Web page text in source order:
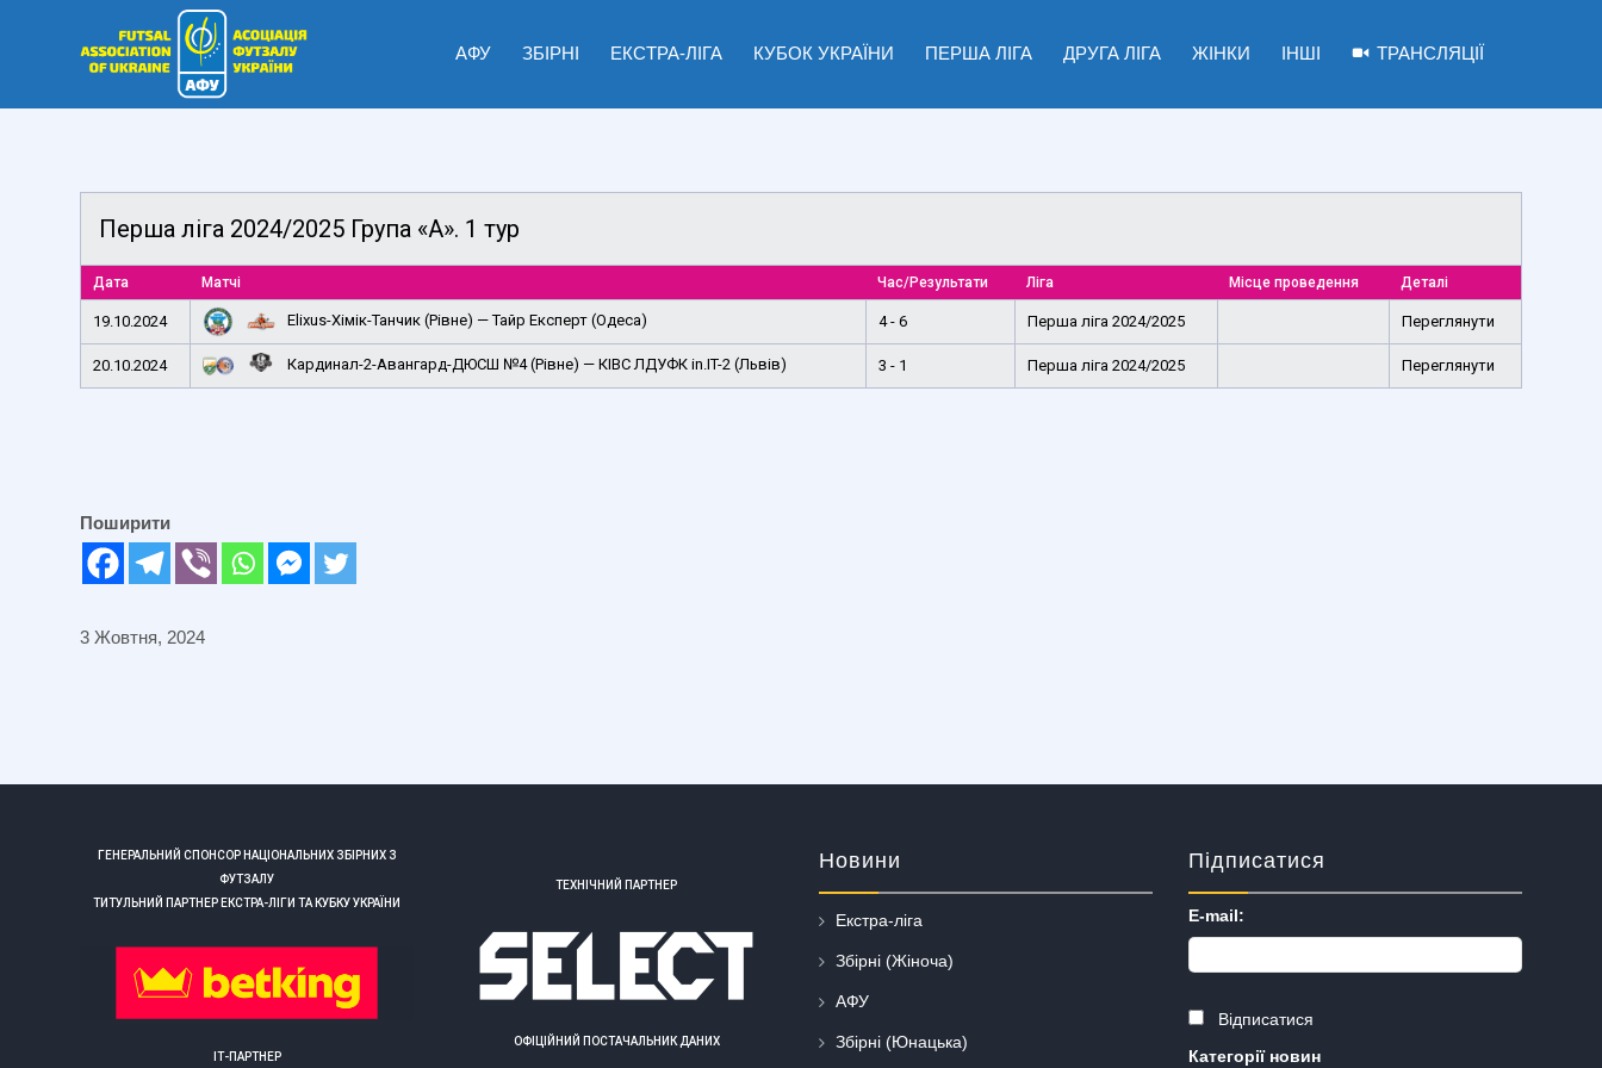
АФУ ЗБІРНІ ЕКСТРА-ЛІГА КУБОК УКРАЇНИ ПЕРША ЛІГА ДРУГА ЛІГА ЖІНКИ ІНШІ ТРАНСЛЯЦІЇ
Перша ліга 2024/2025 Група «А». 1 тур
Дата Матчі Час/Результати Ліга Місце проведення Деталі
19.10.2024 Elixus-Хімік-Танчик (Рівне) — Тайр Експерт (Одеса) 4 - 6 Перша ліга 2024/2025 Переглянути
20.10.2024 Кардинал-2-Авангард-ДЮСШ №4 (Рівне) — КІВС ЛДУФК in.IT-2 (Львів) 3 - 1 Перша ліга 2024/2025 Переглянути
Поширити
3 Жовтня, 2024
ГЕНЕРАЛЬНИЙ СПОНСОР НАЦІОНАЛЬНИХ ЗБІРНИХ З
ФУТЗАЛУ
ТИТУЛЬНИЙ ПАРТНЕР ЕКСТРА-ЛІГИ ТА КУБКУ УКРАЇНИ
ІТ-ПАРТНЕР
ТЕХНІЧНИЙ ПАРТНЕР
ОФІЦІЙНИЙ ПОСТАЧАЛЬНИК ДАНИХ
Новини
Екстра-ліга
Збірні (Жіноча)
АФУ
Збірні (Юнацька)
Підписатися
E-mail:
Відписатися
Категорії новин